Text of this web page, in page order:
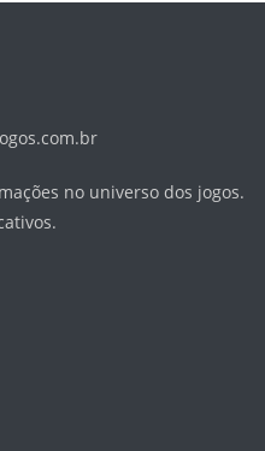
no universo dos jogos.